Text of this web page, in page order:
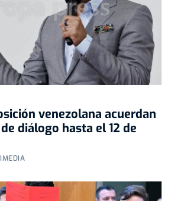
venezolana acuerdan
diálogo hasta el 12 de